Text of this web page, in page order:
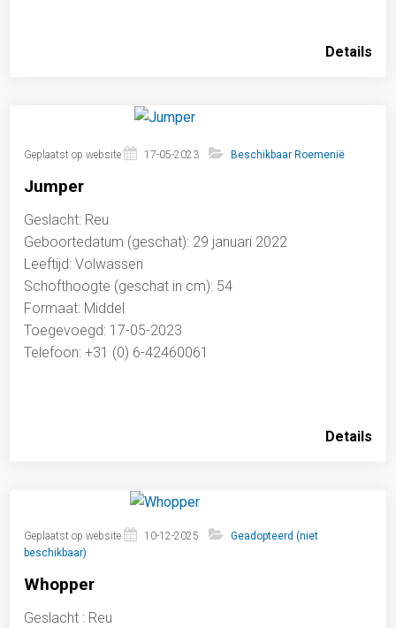
Details
Geplaatst op website 17-05-2023 Beschikbaar Roemenië
Jumper
Geslacht: Reu
Geboortedatum (geschat): 29 januari 2022
Leeftijd: Volwassen
Schofthoogte (geschat in cm): 54
Formaat: Middel
Toegevoegd: 17-05-2023
Telefoon: +31 (0) 6-42460061
Details
Geplaatst op website 10-12-2025
Geadopteerd (niet
beschikbaar)
Whopper
Geslacht : Reu